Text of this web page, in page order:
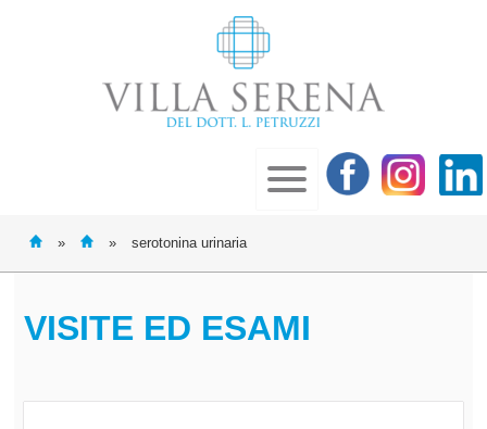
» » serotonina urinaria
VISITE ED ESAMI